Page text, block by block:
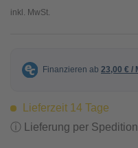
inkl. MwSt.
Lieferzeit 14 Tage
ⓘ Lieferung per Spedition